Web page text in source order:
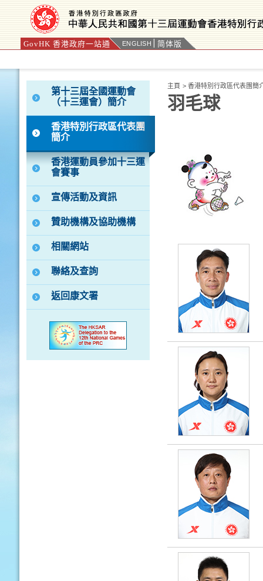
GovHK 香港政府一站通 ENGLISH 简体版
按“Tab”進入菜單
第十三屆全國運動會
（十三運會）簡介
香港特別行政區代表團
簡介
香港運動員參加十三運
會賽事
宣傳活動及資訊
贊助機構及協助機構
相關網站
聯絡及查詢
返回康文署
主頁 > 香港特別行政區代表團簡
羽毛球